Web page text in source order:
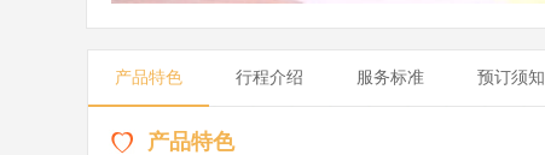
产品特色 行程介绍 服务标准 预订须知
产品特色